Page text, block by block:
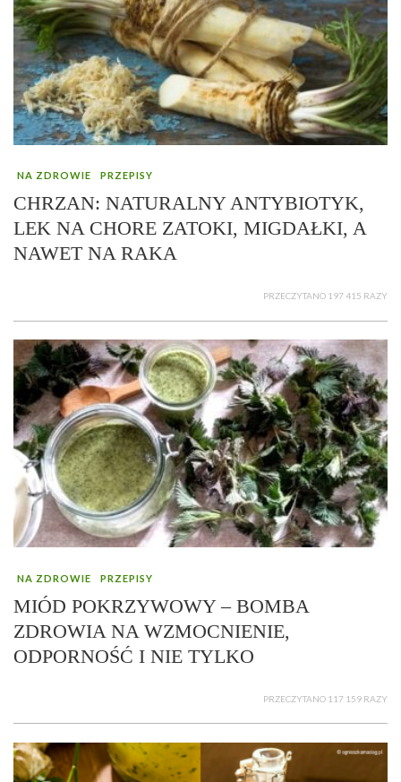
NA ZDROWIE PRZEPISY
CHRZAN: NATURALNY ANTYBIOTYK,
LEK NA CHORE ZATOKI, MIGDAŁKI, A
NAWET NA RAKA
PRZECZYTANO 197 415 RAZY
NA ZDROWIE PRZEPISY
MIÓD POKRZYWOWY – BOMBA
ZDROWIA NA WZMOCNIENIE,
ODPORNOŚĆ I NIE TYLKO
PRZECZYTANO 117 159 RAZY